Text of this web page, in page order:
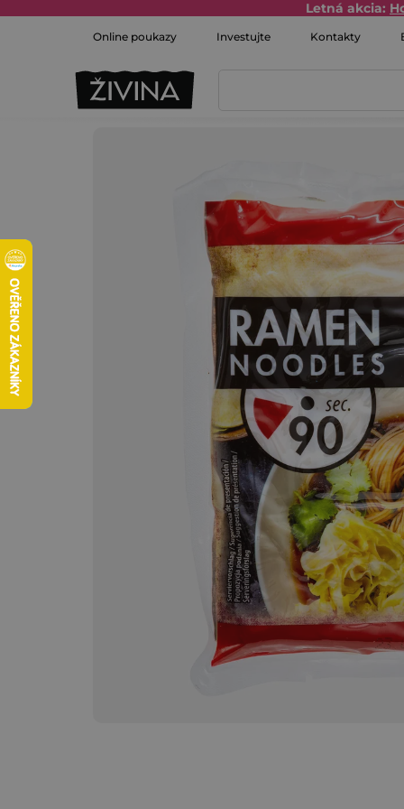
Letná akcia:
Online poukazy Investujte Kontakty